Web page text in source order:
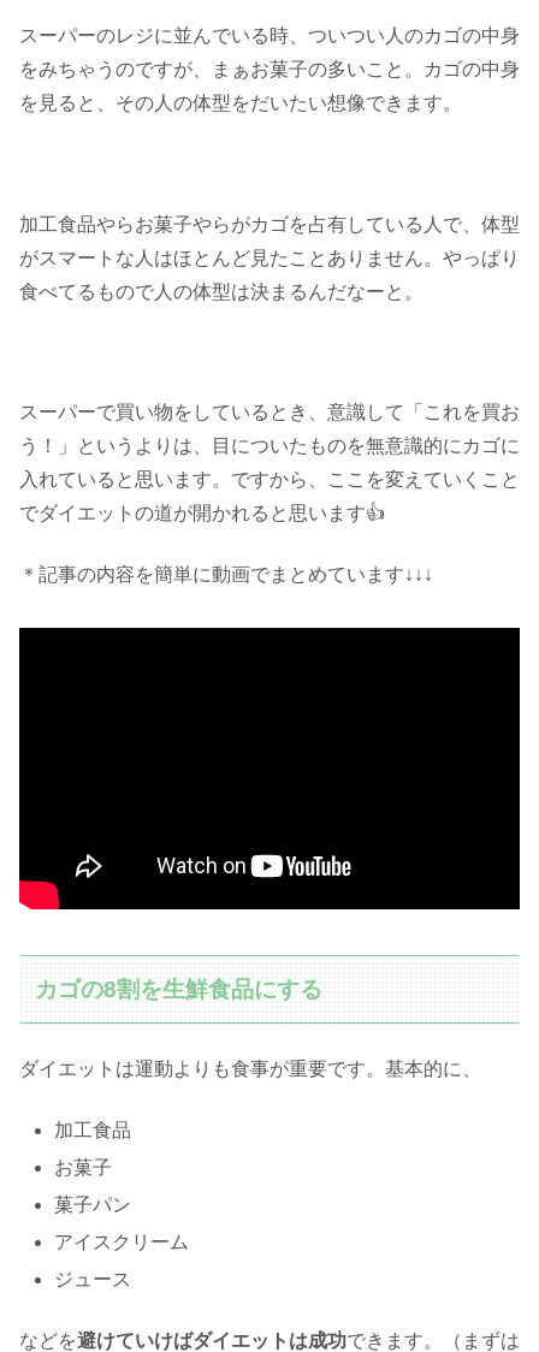
スーパーのレジに並んでいる時、ついつい人のカゴの中身
をみちゃうのですが、まぁお菓子の多いこと。カゴの中身
を見ると、その人の体型をだいたい想像できます。
加工食品やらお菓子やらがカゴを占有している人で、体型
がスマートな人はほとんど見たことありません。やっぱり
食べてるもので人の体型は決まるんだなーと。
スーパーで買い物をしているとき、意識して「これを買お
う！」というよりは、目についたものを無意識的にカゴに
入れていると思います。ですから、ここを変えていくこと
でダイエットの道が開かれると思います👍
＊記事の内容を簡単に動画でまとめています↓↓↓
カゴの8割を生鮮食品にする
ダイエットは運動よりも食事が重要です。基本的に、
加工食品
お菓子
菓子パン
アイスクリーム
ジュース
などを避けていけばダイエットは成功できます。（まずは